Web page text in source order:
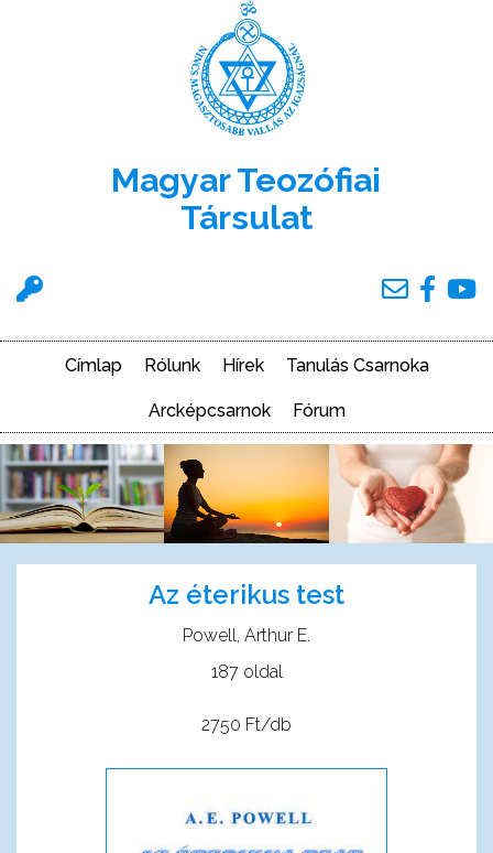
Felhasználói
Magyar Teozófiai
Társulat
Címlap Rólunk Hírek Tanulás Csarnoka
Arcképcsarnok Fórum
Az éterikus test
Powell, Arthur E.
187 oldal
2750 Ft/db